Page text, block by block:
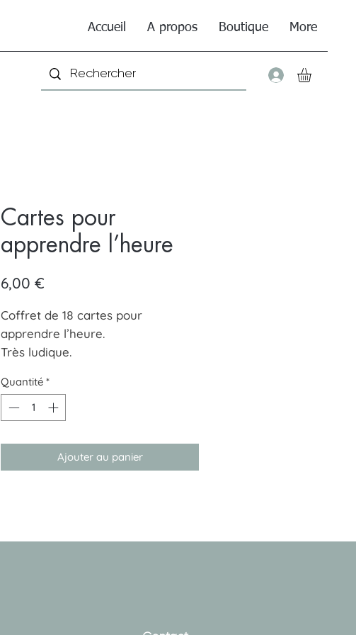
Accueil A propos Boutique More
Connexion
Cartes pour
apprendre l’heure
6,00 €
Coffret de 18 cartes pour
apprendre l’heure.
Très ludique.
Quantité *
Ajouter au panier